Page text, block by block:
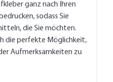
ganz nach Ihren
sodass Sie
die Sie möchten.
die perfekte Möglichkeit,
Aufmerksamkeiten zu